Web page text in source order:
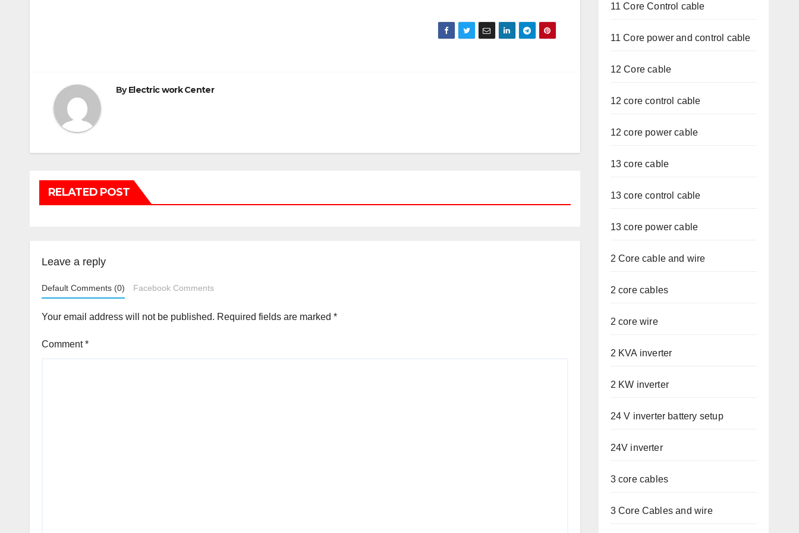
ByElectric work Center
RELATED POST
Leave a reply
Default Comments (0) Facebook Comments
Your email address will not be published. Required fields are marked *
Comment*
11 Core Control cable
11 Core power and control cable
12 Core cable
12 core control cable
12 core power cable
13 core cable
13 core control cable
13 core power cable
2 Core cable and wire
2 core cables
2 core wire
2 KVA inverter
2 KW inverter
24 V inverter battery setup
24V inverter
3 core cables
3 Core Cables and wire